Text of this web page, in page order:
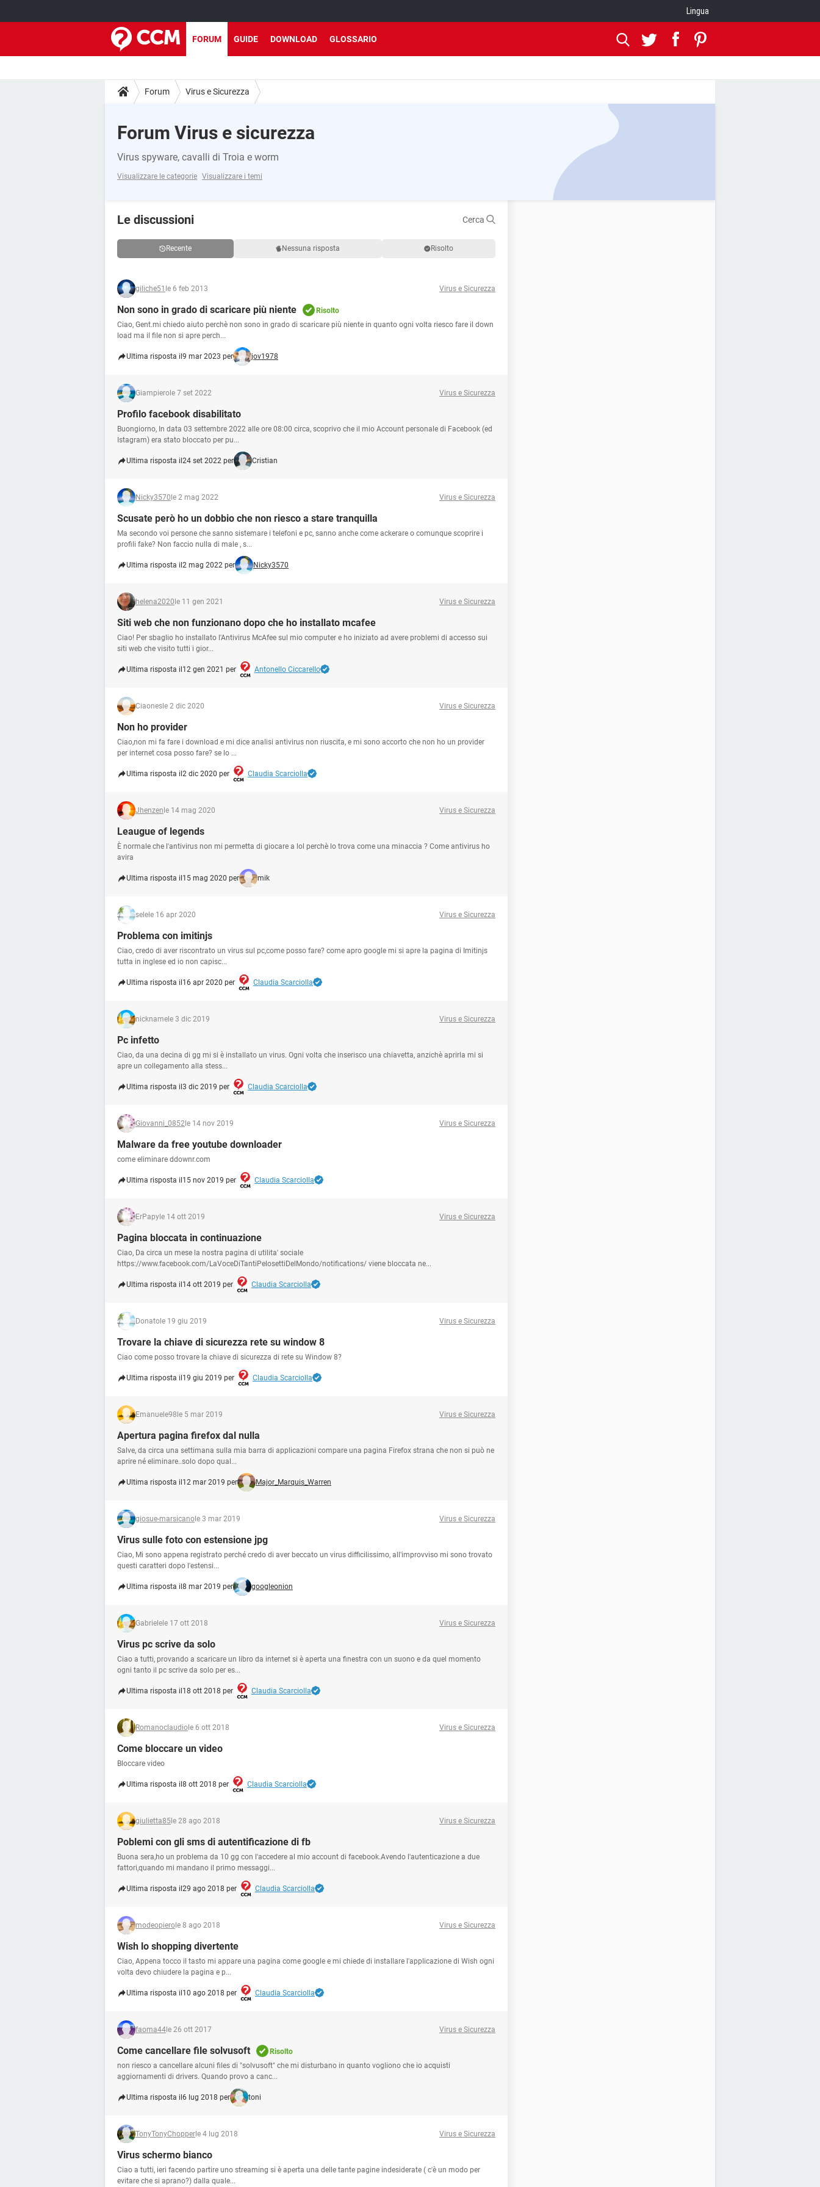
Lingua
FORUM GUIDE DOWNLOAD GLOSSARIO
Forum Virus e Sicurezza
Forum Virus e sicurezza
Virus spyware, cavalli di Troia e worm
Visualizzare le categorie Visualizzare i temi
Le discussioni Cerca
Recente Nessuna risposta Risolto
giliche51 le 6 feb 2013 Virus e Sicurezza
Non sono in grado di scaricare più niente
Risolto
Ciao, Gent.mi chiedo aiuto perchè non sono in grado di scaricare più niente in quanto ogni volta riesco fare il down
load ma il file non si apre perch...
Ultima risposta il 9 mar 2023 per jov1978
Giampiero le 7 set 2022 Virus e Sicurezza
Profilo facebook disabilitato
Buongiorno, In data 03 settembre 2022 alle ore 08:00 circa, scoprivo che il mio Account personale di Facebook (ed
Istagram) era stato bloccato per pu...
Ultima risposta il 24 set 2022 per Cristian
Nicky3570 le 2 mag 2022 Virus e Sicurezza
Scusate però ho un dobbio che non riesco a stare tranquilla
Ma secondo voi persone che sanno sistemare i telefoni e pc, sanno anche come ackerare o comunque scoprire i
profili fake? Non faccio nulla di male , s...
Ultima risposta il 2 mag 2022 per Nicky3570
helena2020 le 11 gen 2021 Virus e Sicurezza
Siti web che non funzionano dopo che ho installato mcafee
Ciao! Per sbaglio ho installato l'Antivirus McAfee sul mio computer e ho iniziato ad avere problemi di accesso sui
siti web che visito tutti i gior...
Ultima risposta il 12 gen 2021 per Antonello Ciccarello
Ciaones le 2 dic 2020 Virus e Sicurezza
Non ho provider
Ciao,non mi fa fare i download e mi dice analisi antivirus non riuscita, e mi sono accorto che non ho un provider
per internet cosa posso fare? se lo ...
Ultima risposta il 2 dic 2020 per Claudia Scarciolla
Jhenzen le 14 mag 2020 Virus e Sicurezza
Leaugue of legends
È normale che l'antivirus non mi permetta di giocare a lol perchè lo trova come una minaccia ? Come antivirus ho
avira
Ultima risposta il 15 mag 2020 per mik
sele le 16 apr 2020 Virus e Sicurezza
Problema con imitinjs
Ciao, credo di aver riscontrato un virus sul pc,come posso fare? come apro google mi si apre la pagina di Imitinjs
tutta in inglese ed io non capisc...
Ultima risposta il 16 apr 2020 per Claudia Scarciolla
nickname le 3 dic 2019 Virus e Sicurezza
Pc infetto
Ciao, da una decina di gg mi si è installato un virus. Ogni volta che inserisco una chiavetta, anzichè aprirla mi si
apre un collegamento alla stess...
Ultima risposta il 3 dic 2019 per Claudia Scarciolla
Giovanni_0852 le 14 nov 2019 Virus e Sicurezza
Malware da free youtube downloader
come eliminare ddownr.com
Ultima risposta il 15 nov 2019 per Claudia Scarciolla
ErPapy le 14 ott 2019 Virus e Sicurezza
Pagina bloccata in continuazione
Ciao, Da circa un mese la nostra pagina di utilita' sociale
https://www.facebook.com/LaVoceDiTantiPelosettiDelMondo/notifications/ viene bloccata ne...
Ultima risposta il 14 ott 2019 per Claudia Scarciolla
Donato le 19 giu 2019 Virus e Sicurezza
Trovare la chiave di sicurezza rete su window 8
Ciao come posso trovare la chiave di sicurezza di rete su Window 8?
Ultima risposta il 19 giu 2019 per Claudia Scarciolla
Emanuele98 le 5 mar 2019 Virus e Sicurezza
Apertura pagina firefox dal nulla
Salve, da circa una settimana sulla mia barra di applicazioni compare una pagina Firefox strana che non si può ne
aprire né eliminare..solo dopo qual...
Ultima risposta il 12 mar 2019 per Major_Marquis_Warren
giosue-marsicano le 3 mar 2019 Virus e Sicurezza
Virus sulle foto con estensione jpg
Ciao, Mi sono appena registrato perché credo di aver beccato un virus difficilissimo, all'improvviso mi sono trovato
questi caratteri dopo l'estensi...
Ultima risposta il 8 mar 2019 per googleonion
Gabriele le 17 ott 2018 Virus e Sicurezza
Virus pc scrive da solo
Ciao a tutti, provando a scaricare un libro da internet si è aperta una finestra con un suono e da quel momento
ogni tanto il pc scrive da solo per es...
Ultima risposta il 18 ott 2018 per Claudia Scarciolla
Romanoclaudio le 6 ott 2018 Virus e Sicurezza
Come bloccare un video
Bloccare video
Ultima risposta il 8 ott 2018 per Claudia Scarciolla
giulietta85 le 28 ago 2018 Virus e Sicurezza
Poblemi con gli sms di autentificazione di fb
Buona sera,ho un problema da 10 gg con l'accedere al mio account di facebook.Avendo l'autenticazione a due
fattori,quando mi mandano il primo messaggi...
Ultima risposta il 29 ago 2018 per Claudia Scarciolla
modeopiero le 8 ago 2018 Virus e Sicurezza
Wish lo shopping divertente
Ciao, Appena tocco il tasto mi appare una pagina come google e mi chiede di installare l'applicazione di Wish ogni
volta devo chiudere la pagina e p...
Ultima risposta il 10 ago 2018 per Claudia Scarciolla
faoma44 le 26 ott 2017 Virus e Sicurezza
Come cancellare file solvusoft
Risolto
non riesco a cancellare alcuni files di "solvusoft" che mi disturbano in quanto vogliono che io acquisti
aggiornamenti di drivers. Quando provo a canc...
Ultima risposta il 6 lug 2018 per toni
TonyTonyChopper le 4 lug 2018 Virus e Sicurezza
Virus schermo bianco
Ciao a tutti, ieri facendo partire uno streaming si è aperta una delle tante pagine indesiderate ( c'è un modo per
evitare che si aprano?) dalla quale...